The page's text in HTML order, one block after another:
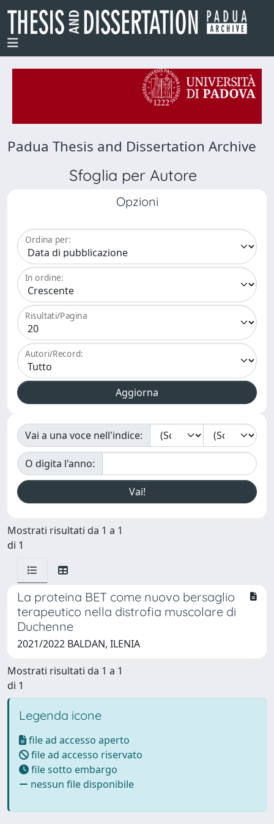
Padua Thesis and Dissertation Archive
Sfoglia per Autore
Opzioni
Ordina per:
In ordine:
Risultati/Pagina
Autori/Record:
Vai a una voce nell'indice:
O digita l'anno:
Mostrati risultati da 1 a 1
di 1
La proteina BET come nuovo bersaglio
terapeutico nella distrofia muscolare di
Duchenne
2021/2022 BALDAN, ILENIA
Mostrati risultati da 1 a 1
di 1
Legenda icone
file ad accesso aperto
file ad accesso riservato
file sotto embargo
nessun file disponibile